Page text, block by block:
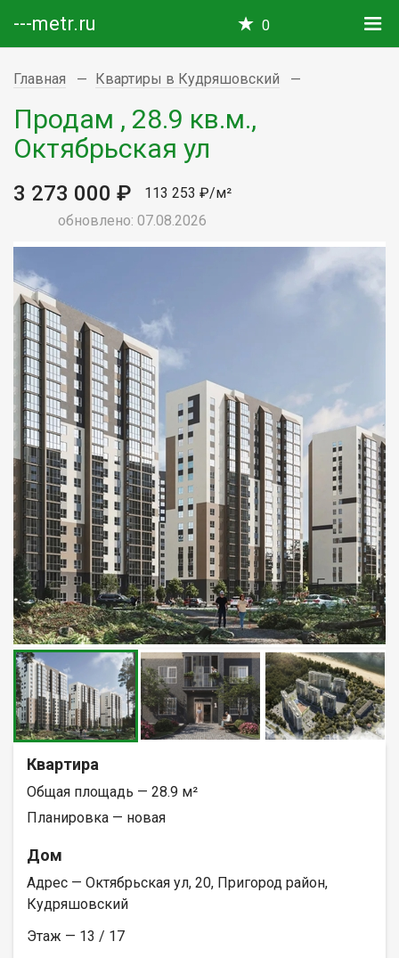
---metr.ru 0
Главная Квартиры в Кудряшовский
Продам , 28.9 кв.м.,
Октябрьская ул
3 273 000 ₽
113 253 ₽/м²
обновлено: 07.08.2026
Квартира
Общая площадь — 28.9 м²
Планировка — новая
Дом
Адрес — Октябрьская ул, 20, Пригород район,
Кудряшовский
Этаж — 13 / 17